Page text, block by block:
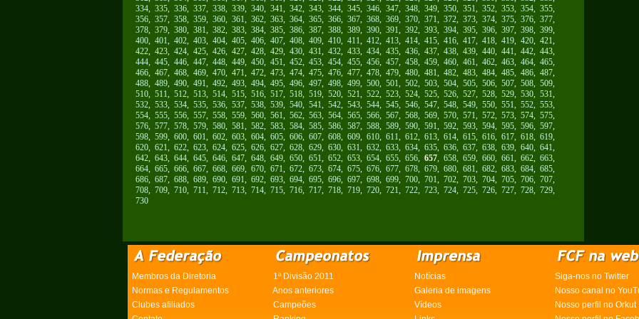
334, 335, 336, 337, 338, 339, 340, 341, 342, 343, 344, 345, 346, 347, 348, 349, 350, 351, 352, 353, 354, 355,
356, 357, 358, 359, 360, 361, 362, 363, 364, 365, 366, 367, 368, 369, 370, 371, 372, 373, 374, 375, 376, 377,
378, 379, 380, 381, 382, 383, 384, 385, 386, 387, 388, 389, 390, 391, 392, 393, 394, 395, 396, 397, 398, 399,
400, 401, 402, 403, 404, 405, 406, 407, 408, 409, 410, 411, 412, 413, 414, 415, 416, 417, 418, 419, 420, 421,
422, 423, 424, 425, 426, 427, 428, 429, 430, 431, 432, 433, 434, 435, 436, 437, 438, 439, 440, 441, 442, 443,
444, 445, 446, 447, 448, 449, 450, 451, 452, 453, 454, 455, 456, 457, 458, 459, 460, 461, 462, 463, 464, 465,
466, 467, 468, 469, 470, 471, 472, 473, 474, 475, 476, 477, 478, 479, 480, 481, 482, 483, 484, 485, 486, 487,
488, 489, 490, 491, 492, 493, 494, 495, 496, 497, 498, 499, 500, 501, 502, 503, 504, 505, 506, 507, 508, 509,
510, 511, 512, 513, 514, 515, 516, 517, 518, 519, 520, 521, 522, 523, 524, 525, 526, 527, 528, 529, 530, 531,
532, 533, 534, 535, 536, 537, 538, 539, 540, 541, 542, 543, 544, 545, 546, 547, 548, 549, 550, 551, 552, 553,
554, 555, 556, 557, 558, 559, 560, 561, 562, 563, 564, 565, 566, 567, 568, 569, 570, 571, 572, 573, 574, 575,
576, 577, 578, 579, 580, 581, 582, 583, 584, 585, 586, 587, 588, 589, 590, 591, 592, 593, 594, 595, 596, 597,
598, 599, 600, 601, 602, 603, 604, 605, 606, 607, 608, 609, 610, 611, 612, 613, 614, 615, 616, 617, 618, 619,
620, 621, 622, 623, 624, 625, 626, 627, 628, 629, 630, 631, 632, 633, 634, 635, 636, 637, 638, 639, 640, 641,
642, 643, 644, 645, 646, 647, 648, 649, 650, 651, 652, 653, 654, 655, 656, 657, 658, 659, 660, 661, 662, 663,
664, 665, 666, 667, 668, 669, 670, 671, 672, 673, 674, 675, 676, 677, 678, 679, 680, 681, 682, 683, 684, 685,
686, 687, 688, 689, 690, 691, 692, 693, 694, 695, 696, 697, 698, 699, 700, 701, 702, 703, 704, 705, 706, 707,
708, 709, 710, 711, 712, 713, 714, 715, 716, 717, 718, 719, 720, 721, 722, 723, 724, 725, 726, 727, 728, 729,
730
Membros da Diretoria 1ª Divisão 2011 Notícias
Siga-nos no Twitter
Normas e Regulamentos
Anos anteriores Galeria de imagens
Nosso canal no
Clubes afiliados
Campeões Vídeos
Nosso perfil no Orkut